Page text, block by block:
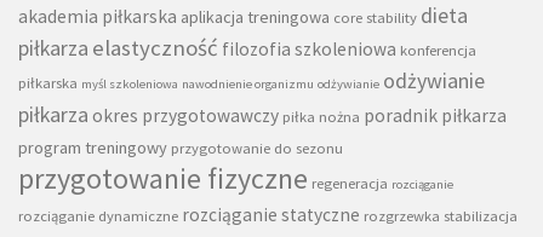
akademia piłkarska aplikacja treningowa core stability dieta
piłkarza elastyczność filozofia szkoleniowa konferencja
piłkarska myśl szkoleniowa nawodnienie organizmu odżywianie odżywianie
piłkarza okres przygotowawczy piłka nożna poradnik piłkarza
program treningowy przygotowanie do sezonu
przygotowanie fizyczne regeneracja rozciąganie
rozciąganie dynamiczne rozciąganie statyczne rozgrzewka stabilizacja